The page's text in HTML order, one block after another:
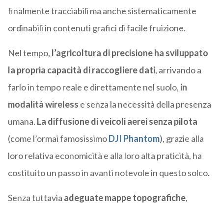
finalmente tracciabili ma anche sistematicamente
ordinabili in contenuti grafici di facile fruizione.
Nel tempo, l’agricoltura di precisione ha sviluppato
la propria capacità di raccogliere dati, arrivando a
farlo in tempo reale e direttamente nel suolo, in
modalità wireless e senza la necessità della presenza
umana. La diffusione di veicoli aerei senza pilota
(come l’ormai famosissimoDJI Phantom), grazie alla
loro relativa economicità e alla loro alta praticità, ha
costituito un passo in avanti notevole in questo solco.
Senza tuttavia adeguate mappe topografiche,